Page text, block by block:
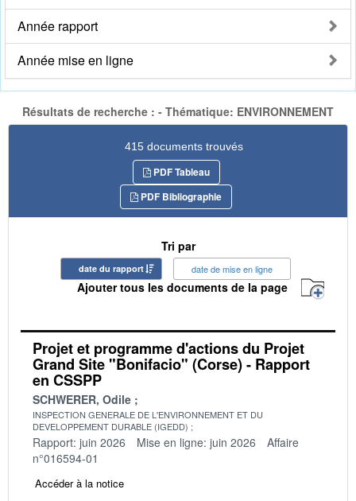
Année rapport
Année mise en ligne
Résultats de recherche : - Thématique: ENVIRONNEMENT
415 documents trouvés
PDF Tableau
PDF Bibliographie
Tri par
date du rapport date de mise en ligne
Ajouter tous les documents de la page
Projet et programme d'actions du Projet
Grand Site "Bonifacio" (Corse) - Rapport
en CSSPP
SCHWERER, Odile
INSPECTION GENERALE DE L'ENVIRONNEMENT ET DU
DEVELOPPEMENT DURABLE (IGEDD)
Rapport: juin 2026 Mise en ligne: juin 2026
Affaire
n°016594-01
Accéder à la notice